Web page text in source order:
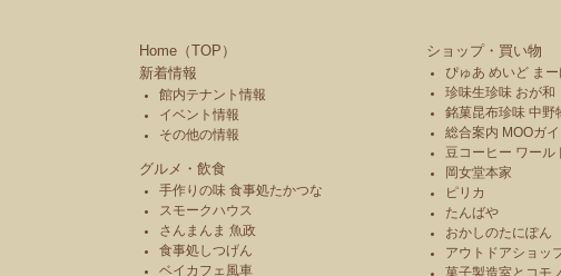
Home（TOP）
新着情報
館内テナント情報
イベント情報
その他の情報
グルメ・飲食
手作りの味 食事処たかつな
スモークハウス
さんまんま 魚政
食事処しつげん
ベイカフェ風車
ショップ・買い物
ぴゅあ めいど まー
珍味生珍味 おが和
銘菓昆布珍味 中野
総合案内 MOOガイ
豆コーヒー ワール
岡女堂本家
ピリカ
たんばや
おかしのたにぽん
アウトドアショッ
菓子製造室とコモ